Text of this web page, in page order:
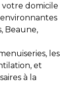
domicile
Beaune,
les
et
à la